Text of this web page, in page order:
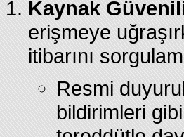
Kaynak
erişmeye
itibarını
Resmi
bildirimleri